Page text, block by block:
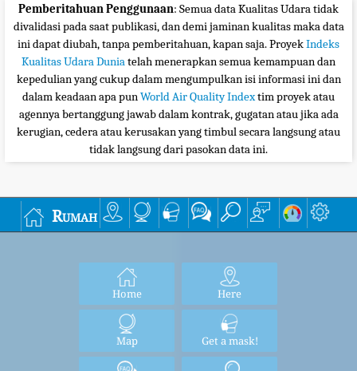
Pemberitahuan Penggunaan: Semua data Kualitas Udara tidak
divalidasi pada saat publikasi, dan demi jaminan kualitas maka data
ini dapat diubah, tanpa pemberitahuan, kapan saja. ProyekIndeks
Kualitas Udara Duniatelah menerapkan semua kemampuan dan
kepedulian yang cukup dalam mengumpulkan isi informasi ini dan
dalam keadaan apa punWorld Air Quality Indextim proyek atau
agennya bertanggung jawab dalam kontrak, gugatan atau jika ada
kerugian, cedera atau kerusakan yang timbul secara langsung atau
tidak langsung dari pasokan data ini.
Rumah
Home Here
Map Get a mask!